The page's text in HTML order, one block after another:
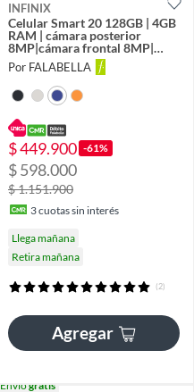
INFINIX
Celular Smart 20 128GB | 4GB
RAM | cámara posterior
8MP|cámara frontal 8MP|
pantalla 6,78 pulgadas +
Mediatek Helio G81 Ultimate
Por FALABELLA
$ 449.900 -61%
$ 598.000
$ 1.151.900
3cuotas sin interés
Llega mañana
Retira mañana
(2)
Agregar
Envíogratis